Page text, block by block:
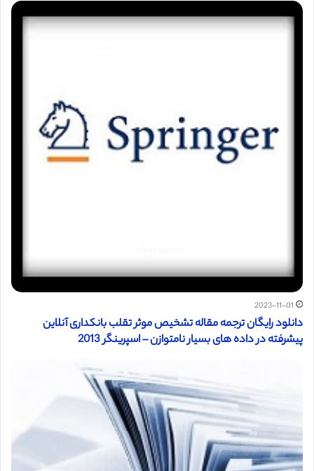
2023-11-01
دانلود رایگان ترجمه مقاله تشخیص موثر تقلب بانکداری آنلاین
پیشرفته در داده های بسیار نامتوازن – اسپرینگر 2013